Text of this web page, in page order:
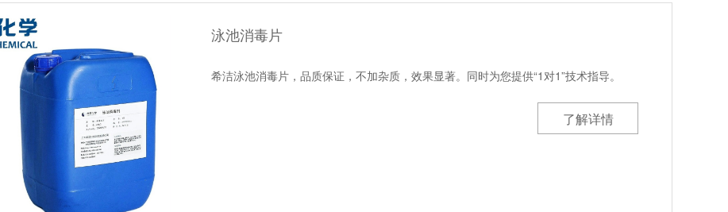
泳池消毒片
希洁泳池消毒片，品质保证，不加杂质，效果显著。同时为您提供“1对1”技术指导。
了解详情